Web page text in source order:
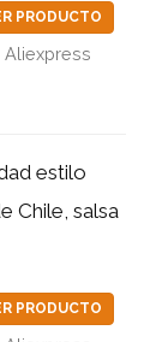
PRODUCTO
Aliexpress
estilo
Chile, salsa
PRODUCTO